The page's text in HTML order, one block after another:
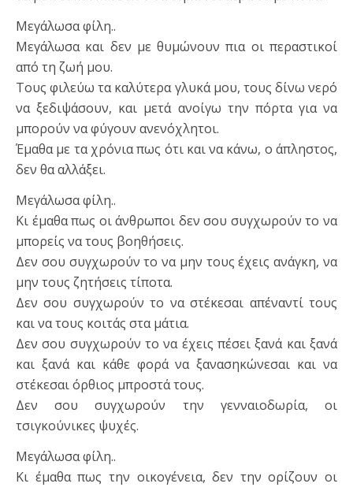
Μεγάλωσα φίλη..
Μεγάλωσα και δεν με θυμώνουν πια οι περαστικοί
από τη ζωή μου.
Τους φιλεύω τα καλύτερα γλυκά μου, τους δίνω νερό
να ξεδιψάσουν, και μετά ανοίγω την πόρτα για να
μπορούν να φύγουν ανενόχλητοι.
Έμαθα με τα χρόνια πως ότι και να κάνω, ο άπληστος,
δεν θα αλλάξει.
Μεγάλωσα φίλη..
Κι έμαθα πως οι άνθρωποι δεν σου συγχωρούν το να
μπορείς να τους βοηθήσεις.
Δεν σου συγχωρούν το να μην τους έχεις ανάγκη, να
μην τους ζητήσεις τίποτα.
Δεν σου συγχωρούν το να στέκεσαι απέναντί τους
και να τους κοιτάς στα μάτια.
Δεν σου συγχωρούν το να έχεις πέσει ξανά και ξανά
και ξανά και κάθε φορά να ξανασηκώνεσαι και να
στέκεσαι όρθιος μπροστά τους.
Δεν σου συγχωρούν την γενναιοδωρία, οι
τσιγκούνικες ψυχές.
Μεγάλωσα φίλη..
Κι έμαθα πως την οικογένεια, δεν την ορίζουν οι